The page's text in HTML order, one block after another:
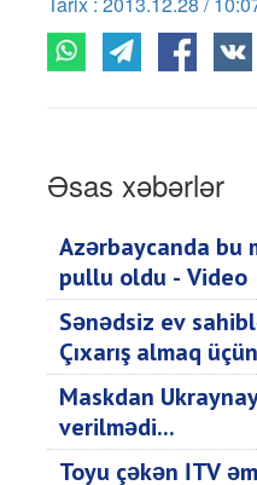
Əsas xəbərlər
Azərbaycanda bu
pullu oldu - Video
Sənədsiz ev
Çıxarış almaq
Maskdan
verilmədi...
Toyu çəkən İTV